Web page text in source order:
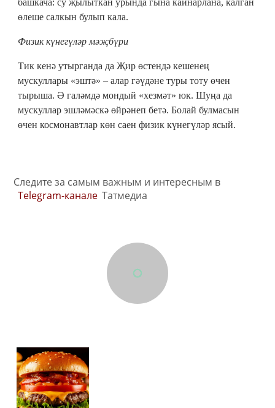
башкача: су җылыткан урында гына кайнарлана, калган
өлеше салкын булып кала.
Физик күнегүләр мәҗбүри
Тик кенә утырганда да Җир өстендә кешенең
мускуллары «эштә» – алар гәүдәне туры тоту өчен
тырыша. Ә галәмдә мондый «хезмәт» юк. Шуңа да
мускуллар эшләмәскә өйрәнеп бетә. Болай булмасын
өчен космонавтлар көн саен физик күнегүләр ясый.
Следите за самым важным и интересным в
Telegram-канале Татмедиа